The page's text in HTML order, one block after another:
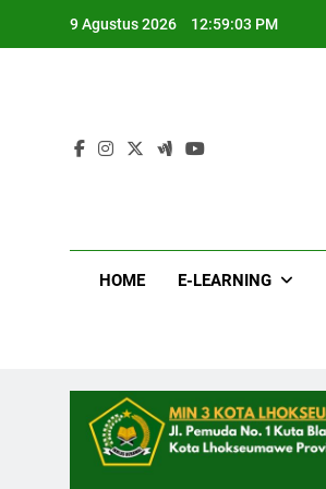
9 Agustus 2026 12:59:04 PM
HOME E-LEARNING